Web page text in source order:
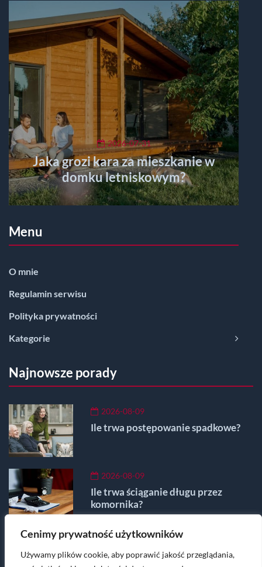
Cenimy prywatność użytkowników
Używamy plików cookie, aby poprawić jakość przeglądania,
2026-07-31
Jaka grozi kara za mieszkanie w
domku letniskowym?
Menu
O mnie
Regulamin serwisu
Polityka prywatności
Kategorie
Najnowsze porady
2026-08-09
Ile trwa postępowanie spadkowe?
2026-08-09
Ile trwa ściąganie długu przez
komornika?
2026-08-08
Mieszkanie w Lublinie – ile kosztuje